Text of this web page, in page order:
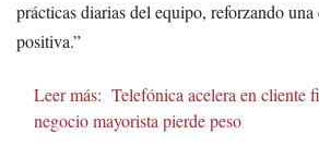
prácticas diarias del equipo, reforzando
positiva.”
Leer más: Telefónica acelera en cliente
negocio mayorista pierde peso